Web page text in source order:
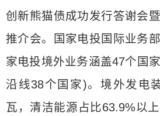
创新熊猫债成功发行答谢会
推介会。国家电投国际业务
家电投境外业务涵盖47个国
沿线38个国家)。境外发电
瓦，清洁能源占比63.9%以